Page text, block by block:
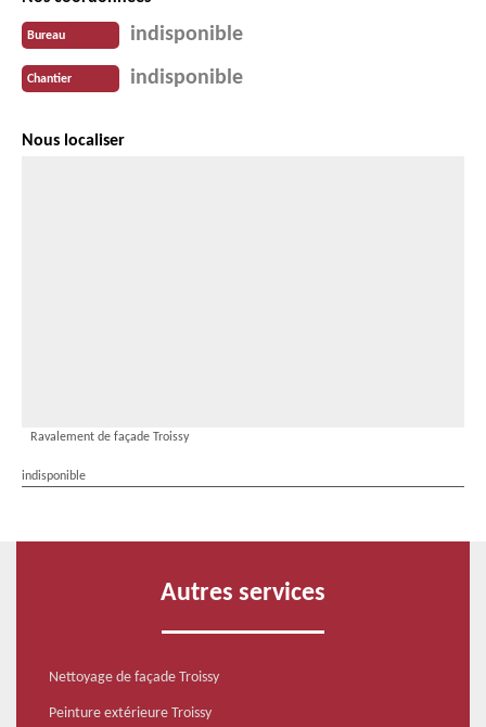
Bureau indisponible
Chantier indisponible
Nous localiser
Ravalement de façade Troissy
indisponible
Autres services
Nettoyage de façade Troissy
Peinture extérieure Troissy